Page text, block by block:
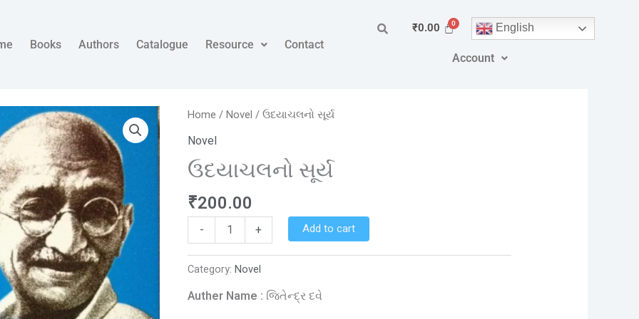
Books Authors Catalogue Resource Contact
₹0.00 English
Account
Home /Novel / ઉદયાચલનો સૂર્ય
Novel
ઉદયાચલનો સૂર્ય
₹200.00
-
ઉદયાચલનો
સૂર્ય
+ Add to cart
Category:Novel
Auther Name : જિતેન્દ્ર દવે